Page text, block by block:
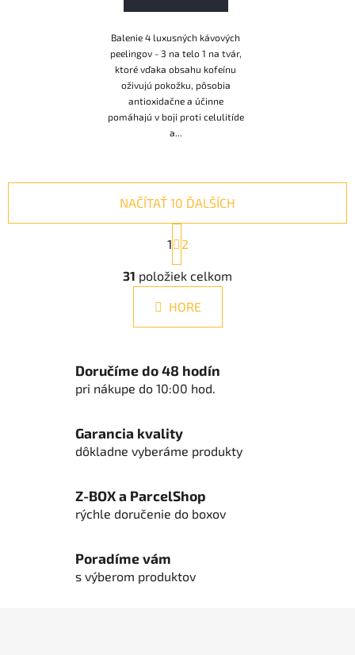
Balenie 4 luxusných kávových
peelingov - 3 na telo 1 na tvár,
ktoré vďaka obsahu kofeínu
oživujú pokožku, pôsobia
antioxidačne a účinne
pomáhajú v boji proti celulitíde
a...
O
v
l
á
d
c
i
r
v
y
v
ý
s
NAČÍTAŤ 10 ĎALŠÍCH
S
t
r
á
n
k
n
i
e
1 2
31 položiek celkom
HORE
Doručíme do 48 hodín
pri nákupe do 10:00 hod.
Garancia kvality
dôkladne vyberáme produkty
Z-BOX a ParcelShop
rýchle doručenie do boxov
Poradíme vám
s výberom produktov